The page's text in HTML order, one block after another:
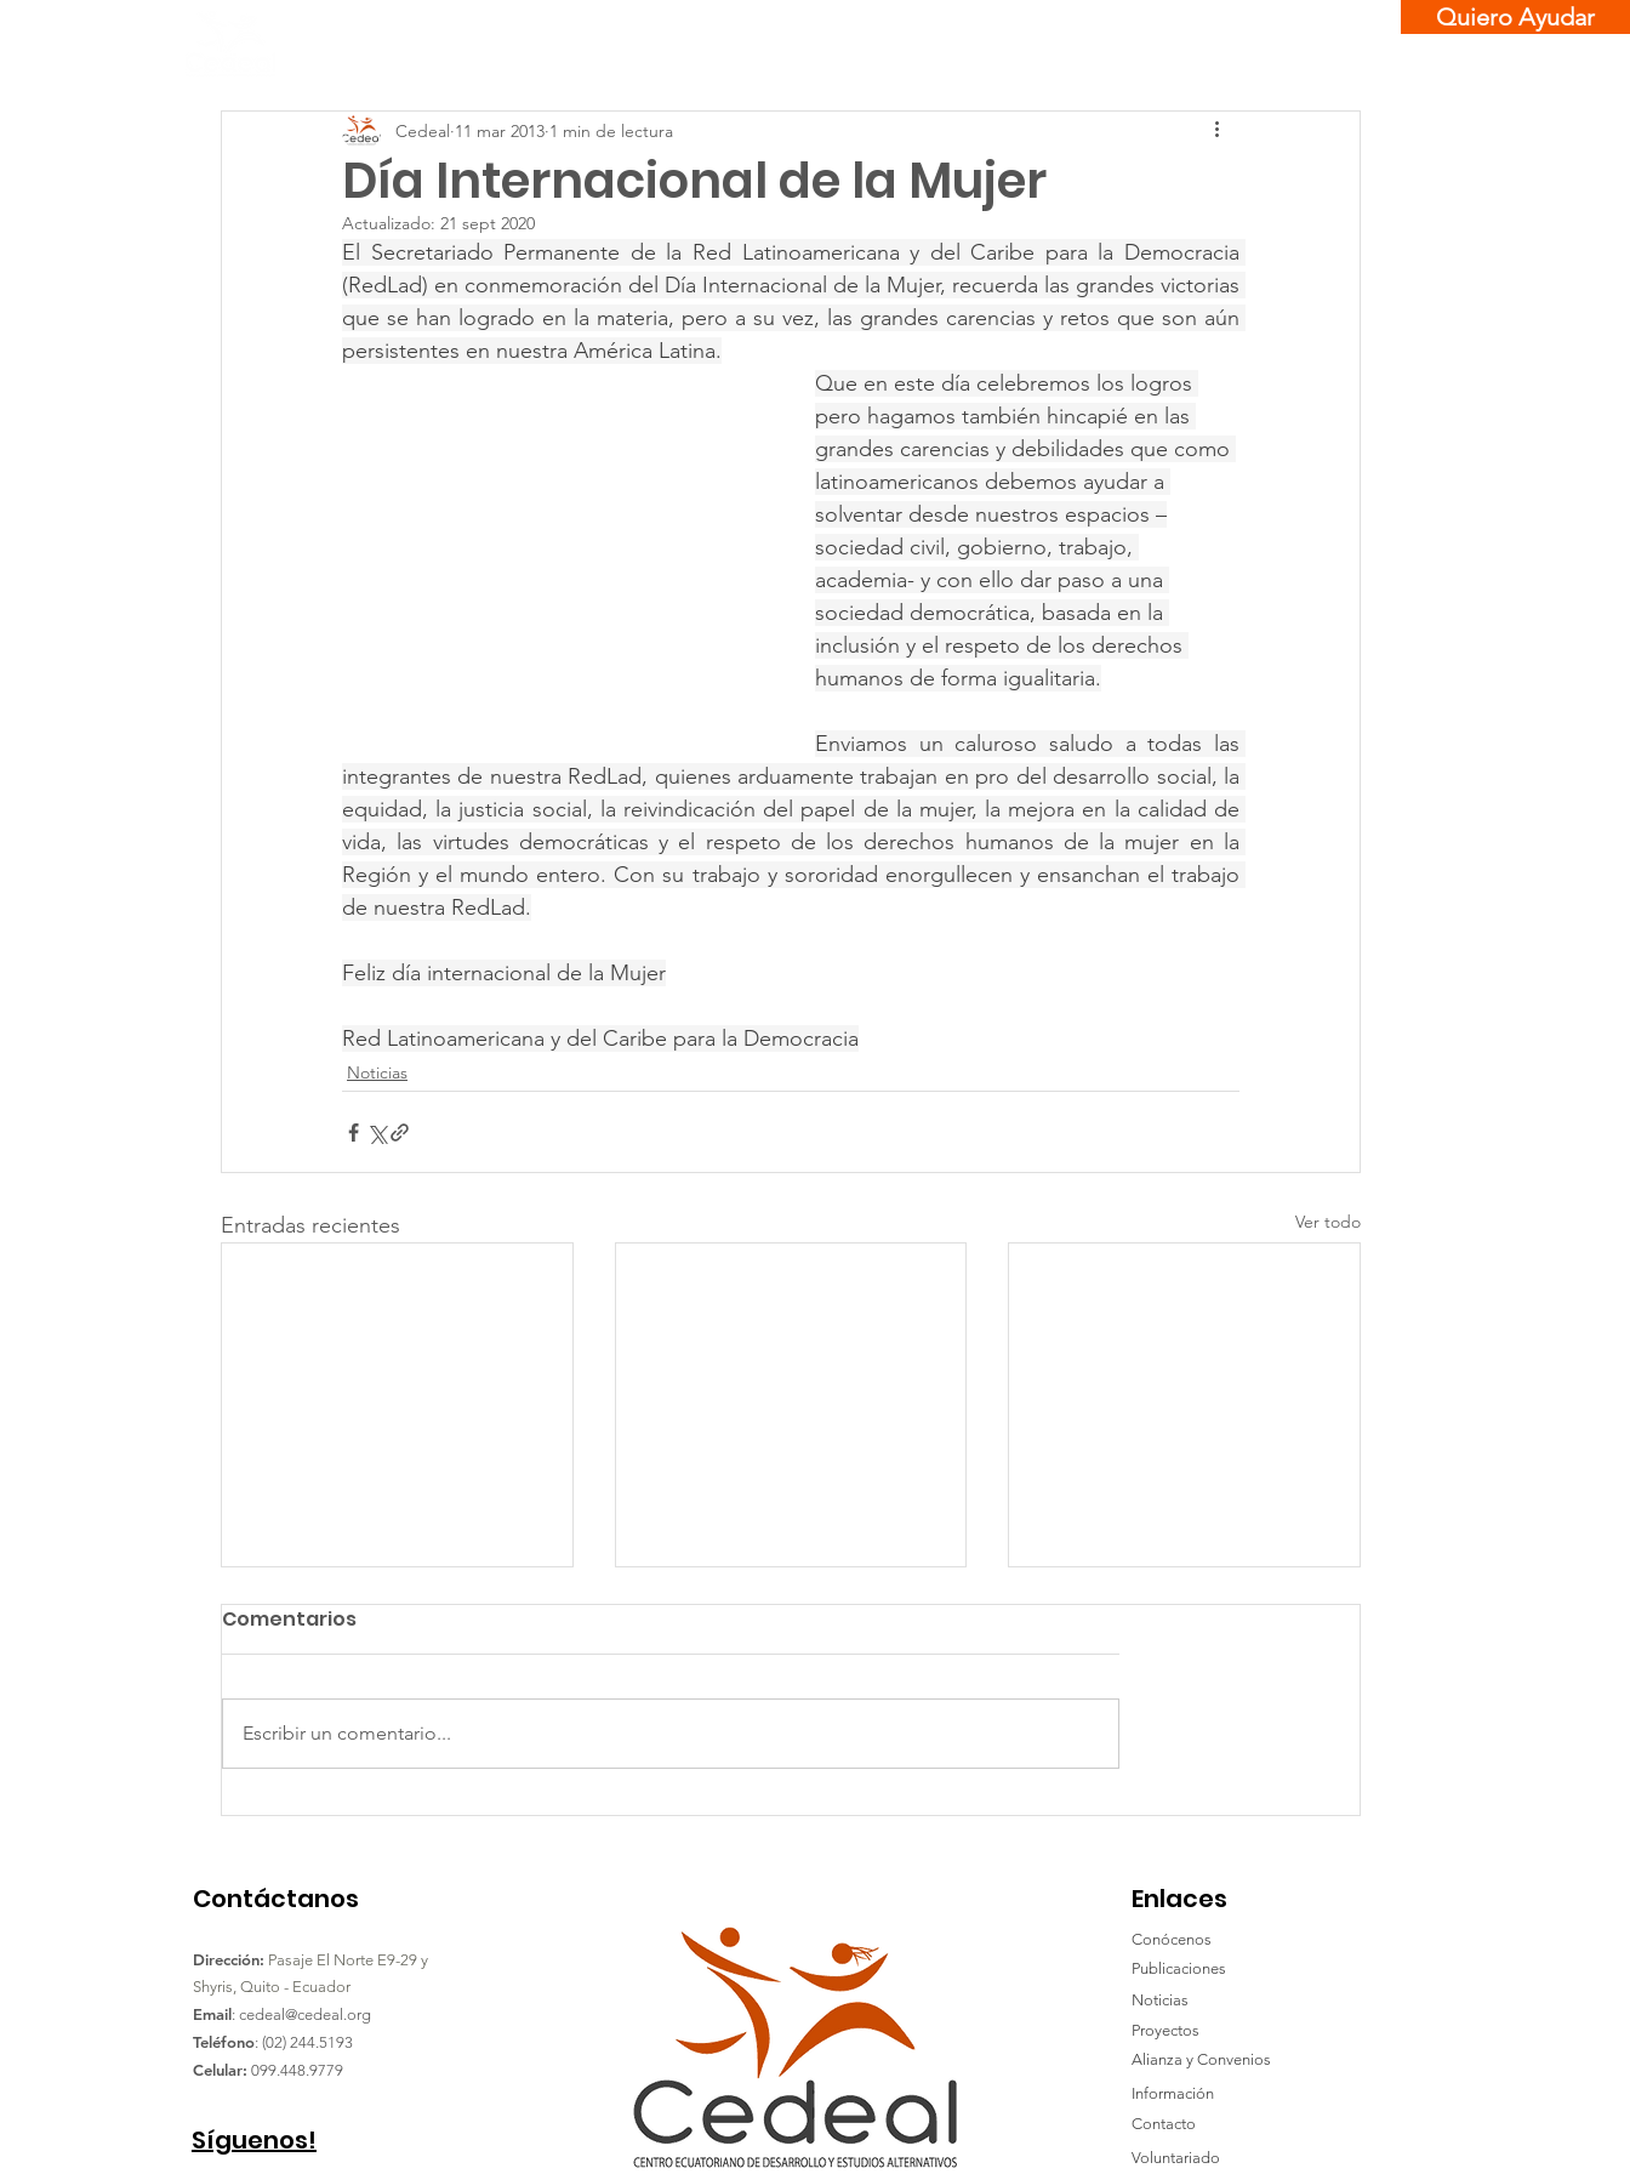
Quiero Ayudar
Día Internacional de la Mujer
Cedeal 11 mar 2013 1 min de lectura
Actualizado: 21 sept 2020
El Secretariado Permanente de la Red Latinoamericana y del Caribe para la Democracia
(RedLad) en conmemoración del Día Internacional de la Mujer, recuerda las grandes victorias
que se han logrado en la materia, pero a su vez, las grandes carencias y retos que son aún
persistentes en nuestra América Latina.
Que en este día celebremos los logros
pero hagamos también hincapié en las
grandes carencias y debilidades que como
latinoamericanos debemos ayudar a
solventar desde nuestros espacios –
sociedad civil, gobierno, trabajo,
academia- y con ello dar paso a una
sociedad democrática, basada en la
inclusión y el respeto de los derechos
humanos de forma igualitaria.
Enviamos un caluroso saludo a todas las
integrantes de nuestra RedLad, quienes arduamente trabajan en pro del desarrollo social, la
equidad, la justicia social, la reivindicación del papel de la mujer, la mejora en la calidad de
vida, las virtudes democráticas y el respeto de los derechos humanos de la mujer en la
Región y el mundo entero. Con su trabajo y sororidad enorgullecen y ensanchan el trabajo
de nuestra RedLad.
Feliz día internacional de la Mujer
Red Latinoamericana y del Caribe para la Democracia
Noticias
Entradas recientes Ver todo
25 años Cedeal
Constitución de huertos
articulación de las
mujeres
LINEAS DE ACCION - AREAS
Comentarios
Escribir un comentario...
Contáctanos
Dirección: Pasaje El Norte E9-29 y
Shyris, Quito - Ecuador
Email: cedeal@cedeal.org
Teléfono: (02) 244.5193
Celular: 099.448.9779
Síguenos!
Enlaces
Conócenos
Publicaciones
Noticias
Proyectos
Alianza y Convenios
Información
Contacto
Voluntariado